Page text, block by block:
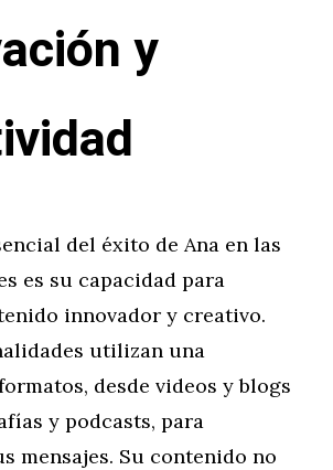
y
del éxito de Ana en las
es su capacidad para
innovador y creativo.
utilizan una
desde videos y blogs
y podcasts, para
mensajes. Su contenido no